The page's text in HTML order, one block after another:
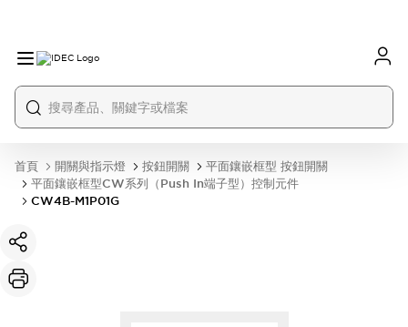
首頁 開關與指示燈 按鈕開關
平面鑲嵌框型 按鈕開關
平面鑲嵌框型CW系列（Push In端子型）控制元件
CW4B-M1P01G